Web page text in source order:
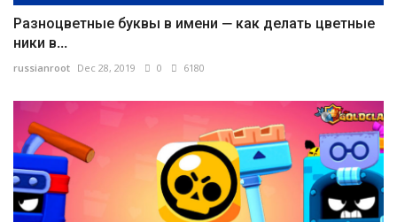
Разноцветные буквы в имени — как делать цветные
ники в...
russianroot Dec 28, 2019 0 6180